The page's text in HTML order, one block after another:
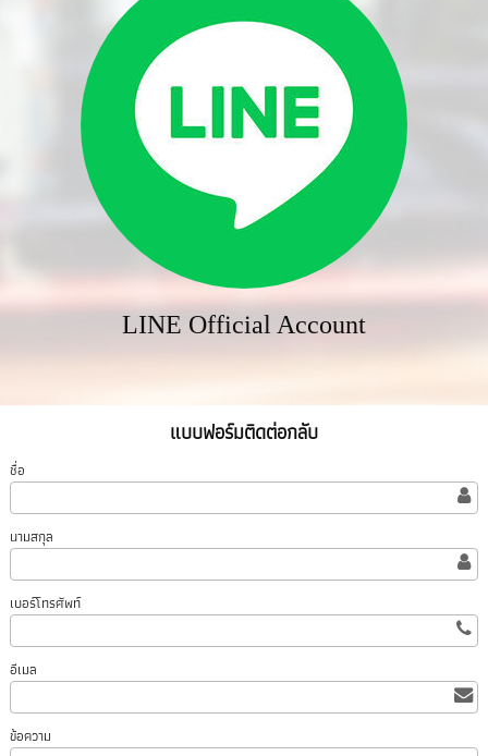
LINE Official Account
แบบฟอร์มติดต่อกลับ
ชื่อ
นามสกุล
เบอร์โทรศัพท์
อีเมล
ข้อความ